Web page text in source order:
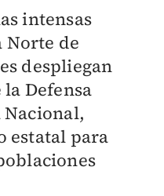
intensas
Norte de
despliegan
Defensa
estatal para